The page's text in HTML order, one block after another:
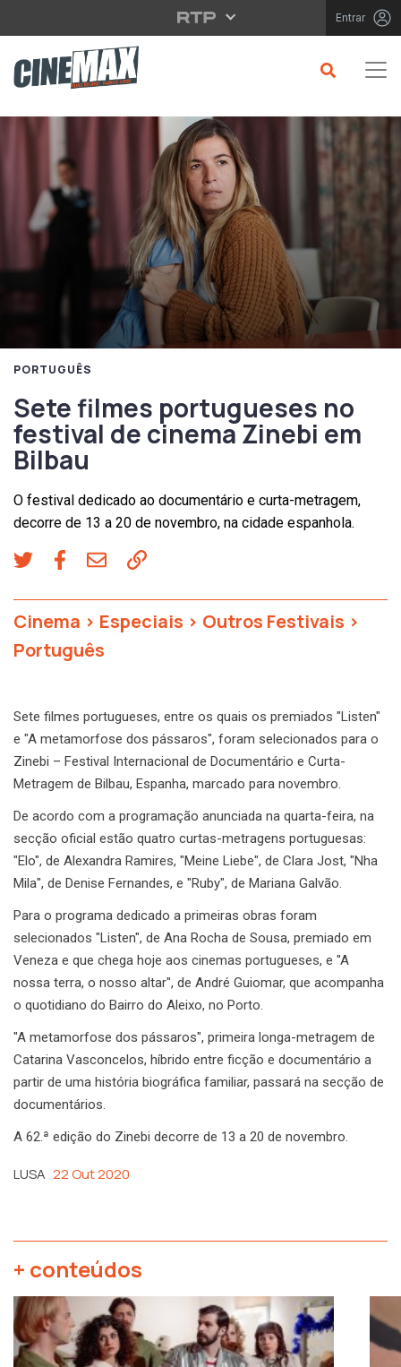
Saltar para o conteúdo principal Entrar
PORTUGUÊS
Sete filmes portugueses no
festival de cinema Zinebi em
Bilbau
O festival dedicado ao documentário e curta-metragem,
decorre de 13 a 20 de novembro, na cidade espanhola.
Cinema > Especiais > Outros Festivais >
Português
Sete filmes portugueses, entre os quais os premiados "Listen"
e "A metamorfose dos pássaros", foram selecionados para o
Zinebi – Festival Internacional de Documentário e Curta-
Metragem de Bilbau, Espanha, marcado para novembro.
De acordo com a programação anunciada na quarta-feira, na
secção oficial estão quatro curtas-metragens portuguesas:
"Elo", de Alexandra Ramires, "Meine Liebe", de Clara Jost, "Nha
Mila", de Denise Fernandes, e "Ruby", de Mariana Galvão.
Para o programa dedicado a primeiras obras foram
selecionados "Listen", de Ana Rocha de Sousa, premiado em
Veneza e que chega hoje aos cinemas portugueses, e "A
nossa terra, o nosso altar", de André Guiomar, que acompanha
o quotidiano do Bairro do Aleixo, no Porto.
"A metamorfose dos pássaros", primeira longa-metragem de
Catarina Vasconcelos, híbrido entre ficção e documentário a
partir de uma história biográfica familiar, passará na secção de
documentários.
A 62.ª edição do Zinebi decorre de 13 a 20 de novembro.
LUSA 22 Out 2020
+ conteúdos